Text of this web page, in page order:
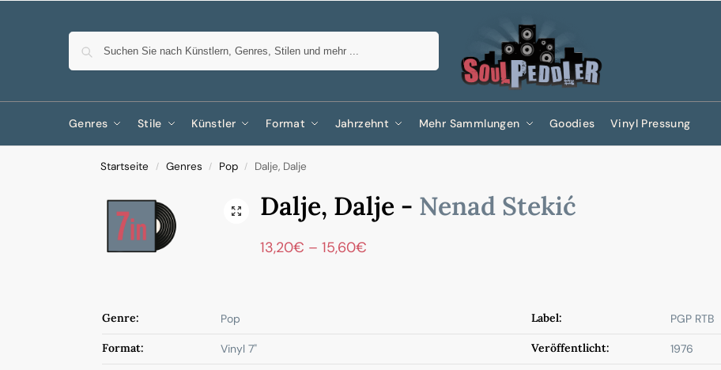
Genres Stile Künstler Format Jahrzehnt Mehr Sammlungen Goodies Vinyl Pressung
Startseite / Genres / Pop / Dalje, Dalje
Dalje, Dalje - Nenad Stekić
13,20€ – 15,60€
Genre: Pop
Format: Vinyl 7"
Label: PGP RTB
Veröffentlicht: 1976